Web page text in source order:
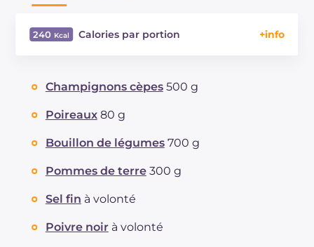
240 Calories par portion
Dont sucres
Protéine
dont acides gras saturés
Fibre
Champignons cèpes 500 g
Poireaux 80 g
Bouillon de légumes 700 g
Pommes de terre 300 g
Sel fin à volonté
Poivre noir à volonté